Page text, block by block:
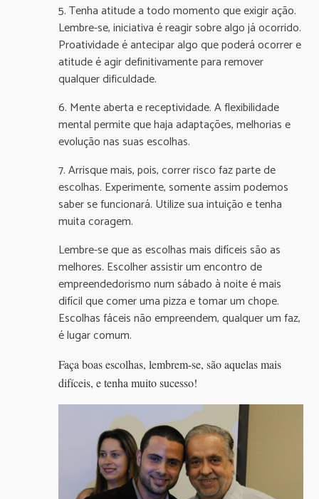
5. Tenha atitude a todo momento que exigir ação.
Lembre-se, iniciativa é reagir sobre algo já ocorrido.
Proatividade é antecipar algo que poderá ocorrer e
atitude é agir definitivamente para remover
qualquer dificuldade.
6. Mente aberta e receptividade. A flexibilidade
mental permite que haja adaptações, melhorias e
evolução nas suas escolhas.
7. Arrisque mais, pois, correr risco faz parte de
escolhas. Experimente, somente assim podemos
saber se funcionará. Utilize sua intuição e tenha
muita coragem.
Lembre-se que as escolhas mais difíceis são as
melhores. Escolher assistir um encontro de
empreendedorismo num sábado à noite é mais
difícil que comer uma pizza e tomar um chope.
Escolhas fáceis não empreendem, qualquer um faz,
é lugar comum.
Faça boas escolhas, lembrem-se, são aquelas mais
difíceis, e tenha muito sucesso!